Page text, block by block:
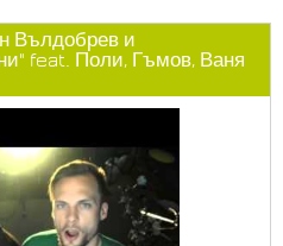
Вълдобрев и
feat. Поли, Гъмов, Ваня